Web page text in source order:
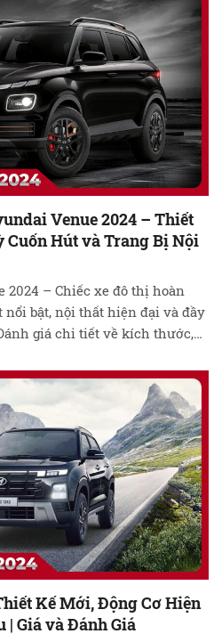
Venue 2024 – Thiết
Cuốn Hút và Trang Bị Nội
2024 – Chiếc xe đô thị hoàn
bật, nội thất hiện đại và đầy
giá chi tiết về kích thước,
tiếp
Kế Mới, Động Cơ Hiện
| Giá và Đánh Giá